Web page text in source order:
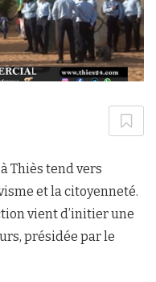
Thiès tend vers
et la citoyenneté.
vient d’initier une
présidée par le